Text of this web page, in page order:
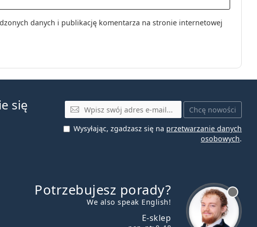
danych i publikację komentarza na stronie internetowej
się
E-mail
Chcę nowości
Wysyłając, zgadzasz się na przetwarzanie danych
osobowych.
Potrzebujesz porady?
We also speak English!
E-sklep